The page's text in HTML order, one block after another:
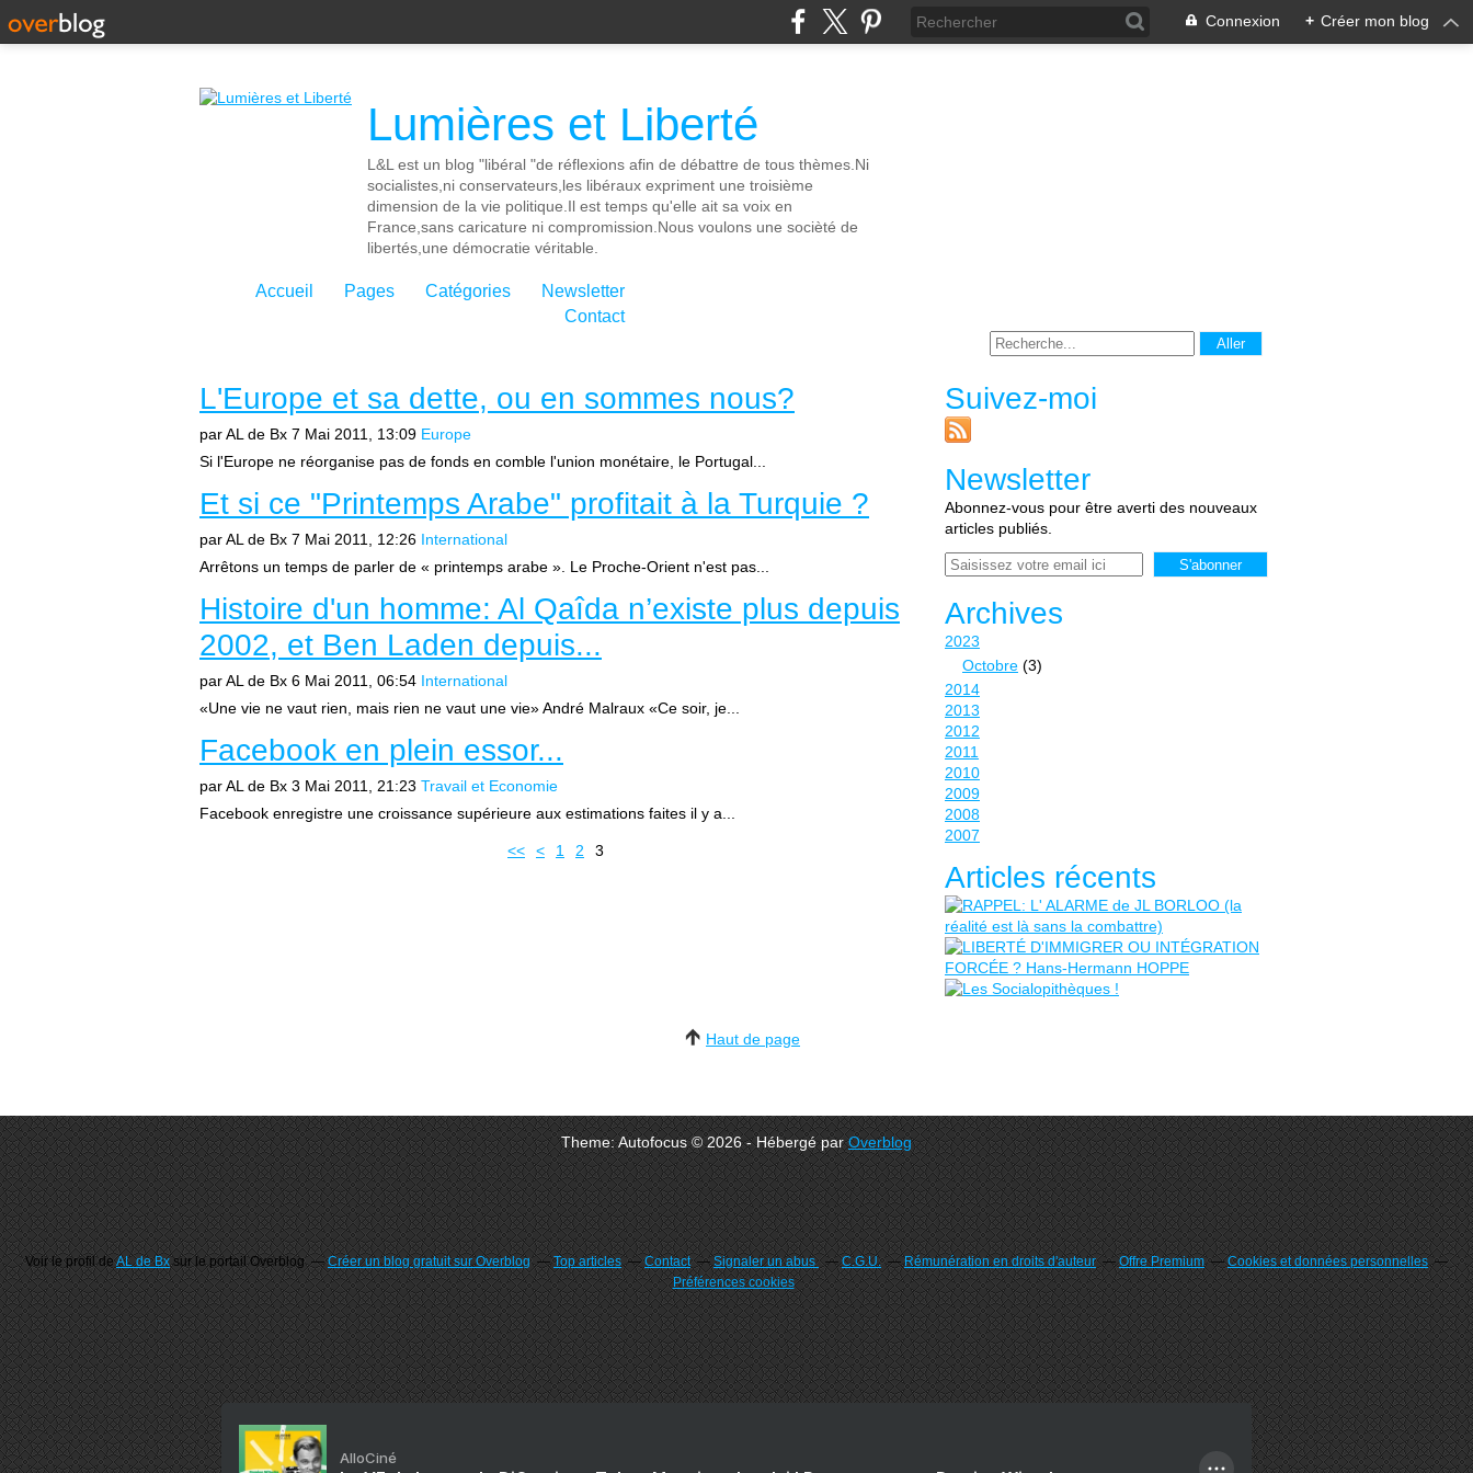
Connexion + Créer mon blog
Lumières et Liberté
L&L est un blog "libéral "de réflexions afin de débattre de tous thèmes.Ni
socialistes,ni conservateurs,les libéraux expriment une troisième
dimension de la vie politique.Il est temps qu'elle ait sa voix en
France,sans caricature ni compromission.Nous voulons une socièté de
libertés,une démocratie véritable.
Accueil Pages Catégories
Newsletter
Contact
L'Europe et sa dette, ou en sommes nous?
par AL de Bx 7 Mai 2011, 13:09 Europe
Si l'Europe ne réorganise pas de fonds en comble l'union monétaire, le Portugal...
Et si ce "Printemps Arabe" profitait à la Turquie ?
par AL de Bx 7 Mai 2011, 12:26 International
Arrêtons un temps de parler de « printemps arabe ». Le Proche-Orient n'est pas...
Histoire d'un homme: Al Qaîda n’existe plus depuis
2002, et Ben Laden depuis...
par AL de Bx 6 Mai 2011, 06:54 International
«Une vie ne vaut rien, mais rien ne vaut une vie» André Malraux «Ce soir, je...
Facebook en plein essor...
par AL de Bx 3 Mai 2011, 21:23 Travail et Economie
Facebook enregistre une croissance supérieure aux estimations faites il y a...
<< < 1 2 3
Suivez-moi
Newsletter
Abonnez-vous pour être averti des nouveaux
articles publiés.
Email
Archives
2023
Octobre (3)
2014
2013
2012
2011
2010
2009
2008
2007
Articles récents
Haut de page
Theme: Autofocus © 2026 - Hébergé parOverblog
Voir le profil deAL de Bxsur le portail Overblog Créer un blog gratuit sur Overblog Top articles Contact Signaler un abus C.G.U. Rémunération en droits d'auteur Offre Premium
Cookies et données personnelles
Préférences cookies
AlloCiné